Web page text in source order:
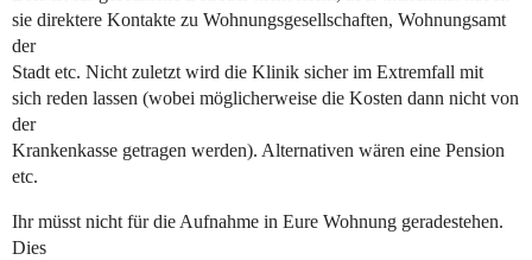
sie direktere Kontakte zu Wohnungsgesellschaften, Wohnungsamt
der
Stadt etc. Nicht zuletzt wird die Klinik sicher im Extremfall mit
sich reden lassen (wobei möglicherweise die Kosten dann nicht von
der
Krankenkasse getragen werden). Alternativen wären eine Pension
etc.
Ihr müsst nicht für die Aufnahme in Eure Wohnung geradestehen.
Dies